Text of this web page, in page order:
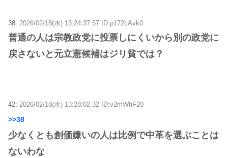
38: 2026/02/18(水) 13:24:37.57 ID:p172LAvk0
普通の人は宗教政党に投票しにくいから別の政党に
戻さないと元立憲候補はジリ貧では？
42: 2026/02/18(水) 13:28:02.32 ID:v2mWfiF20
>>38
少なくとも創価嫌いの人は比例で中革を選ぶことは
ないわな